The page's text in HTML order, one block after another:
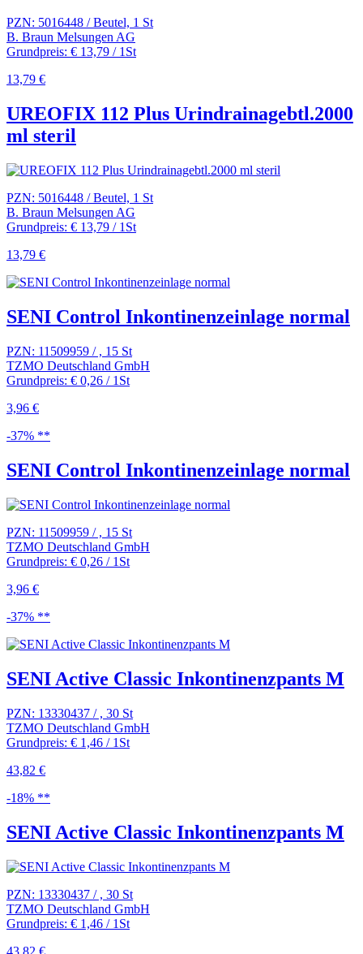
PZN: 5016448 / Beutel, 1 St
B. Braun Melsungen AG
Grundpreis: € 13,79 / 1St
13,79 €
UREOFIX 112 Plus Urindrainagebtl.2000
ml steril
PZN: 5016448 / Beutel, 1 St
B. Braun Melsungen AG
Grundpreis: € 13,79 / 1St
13,79 €
SENI Control Inkontinenzeinlage normal
PZN: 11509959 / , 15 St
TZMO Deutschland GmbH
Grundpreis: € 0,26 / 1St
3,96 €
-37% **
SENI Control Inkontinenzeinlage normal
PZN: 11509959 / , 15 St
TZMO Deutschland GmbH
Grundpreis: € 0,26 / 1St
3,96 €
-37% **
SENI Active Classic Inkontinenzpants M
PZN: 13330437 / , 30 St
TZMO Deutschland GmbH
Grundpreis: € 1,46 / 1St
43,82 €
-18% **
SENI Active Classic Inkontinenzpants M
PZN: 13330437 / , 30 St
TZMO Deutschland GmbH
Grundpreis: € 1,46 / 1St
43,82 €